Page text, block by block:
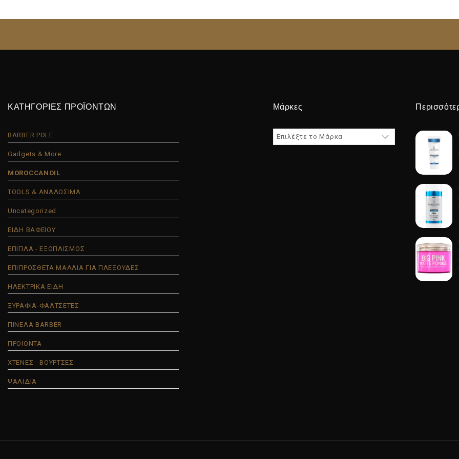
ΚΑΤΗΓΟΡΙΕΣ ΠΡΟΪΟΝΤΩΝ
BARBER POLE
Gadgets & More
MOROCCANOIL
TOOLS & ΑΝΑΛΩΣΙΜΑ
Uncategorized
ΕΙΔΗ ΒΑΦΕΙΟΥ
ΕΠΙΠΛΑ - ΕΞΟΠΛΙΣΜΟΣ
ΕΠΙΠΡΟΣΘΕΤΑ ΜΑΛΛΙΑ ΓΙΑ ΠΛΕΞΟΥΔΕΣ
ΗΛΕΚΤΡΙΚΑ ΕΙΔΗ
ΞΥΡΑΦΙΑ-ΦΑΛΤΣΕΤΕΣ
ΠΙΝΕΛΑ BARBER
ΠΡΟΙΟΝΤΑ
ΧΤΕΝΕΣ - ΒΟΥΡΤΣΕΣ
ΨΑΛΙΔΙΑ
Μάρκες